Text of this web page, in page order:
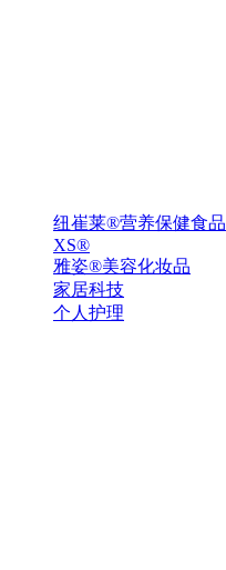
纽崔莱®营养保健食品
XS®
雅姿®美容化妆品
家居科技
个人护理